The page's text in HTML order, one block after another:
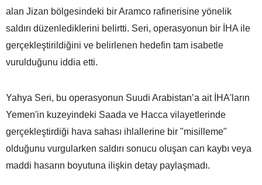
alan Jizan bölgesindeki bir Aramco rafinerisine yönelik
saldırı düzenlediklerini belirtti. Seri, operasyonun bir İHA ile
gerçekleştirildiğini ve belirlenen hedefin tam isabetle
vurulduğunu iddia etti.
Yahya Seri, bu operasyonun Suudi Arabistan’a ait İHA'ların
Yemen'in kuzeyindeki Saada ve Hacca vilayetlerinde
gerçekleştirdiği hava sahası ihlallerine bir "misilleme"
olduğunu vurgularken saldırı sonucu oluşan can kaybı veya
maddi hasarın boyutuna ilişkin detay paylaşmadı.